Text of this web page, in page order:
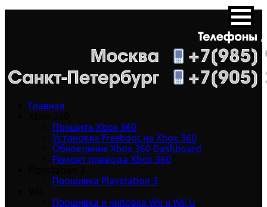
Главная
Прошить Xbox 360
Установка Freeboot на Xbox 360
Обновление Xbox 360 Dashboard
Ремонт привода Xbox 360
Прошивка Playstation 3
Прошивка и чиповка Wii и Wii U